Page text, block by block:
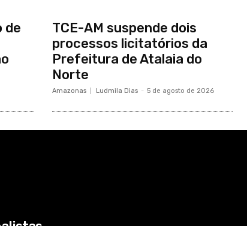
de
TCE-AM suspende dois
processos licitatórios da
Prefeitura de Atalaia do
Norte
Amazonas Ludmila Dias - 5 de agosto de 2026